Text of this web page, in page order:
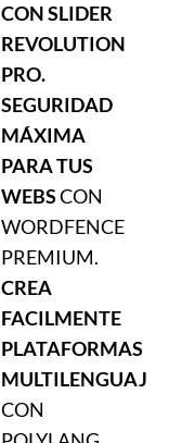
CON SLIDER
REVOLUTION
PRO.
SEGURIDAD
MÁXIMA
PARA TUS
WEBSCON
WORDFENCE
PREMIUM.
CREA
FACILMENTE
PLATAFORMAS
MULTILENGUAJE
CON